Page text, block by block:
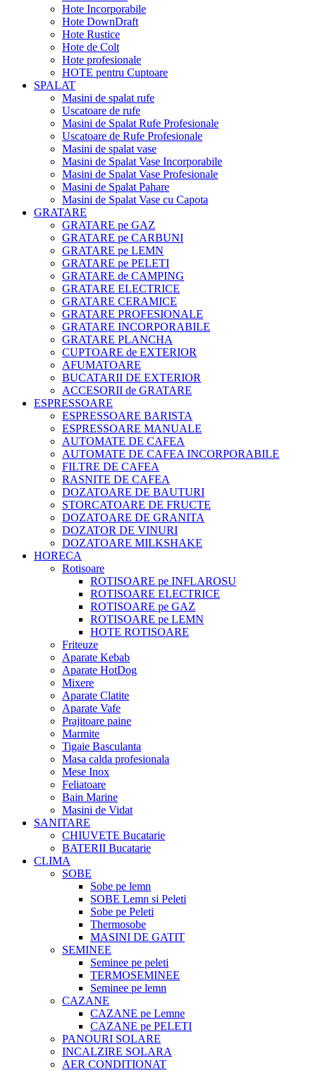
Hote Incorporabile
Hote DownDraft
Hote Rustice
Hote de Colt
Hote profesionale
HOTE pentru Cuptoare
SPALAT
Masini de spalat rufe
Uscatoare de rufe
Masini de Spalat Rufe Profesionale
Uscatoare de Rufe Profesionale
Masini de spalat vase
Masini de Spalat Vase Incorporabile
Masini de Spalat Vase Profesionale
Masini de Spalat Pahare
Masini de Spalat Vase cu Capota
GRATARE
GRATARE pe GAZ
GRATARE pe CARBUNI
GRATARE pe LEMN
GRATARE pe PELETI
GRATARE de CAMPING
GRATARE ELECTRICE
GRATARE CERAMICE
GRATARE PROFESIONALE
GRATARE INCORPORABILE
GRATARE PLANCHA
CUPTOARE de EXTERIOR
AFUMATOARE
BUCATARII DE EXTERIOR
ACCESORII de GRATARE
ESPRESSOARE
ESPRESSOARE BARISTA
ESPRESSOARE MANUALE
AUTOMATE DE CAFEA
AUTOMATE DE CAFEA INCORPORABILE
FILTRE DE CAFEA
RASNITE DE CAFEA
DOZATOARE DE BAUTURI
STORCATOARE DE FRUCTE
DOZATOARE DE GRANITA
DOZATOR DE VINURI
DOZATOARE MILKSHAKE
HORECA
Rotisoare
ROTISOARE pe INFLAROSU
ROTISOARE ELECTRICE
ROTISOARE pe GAZ
ROTISOARE pe LEMN
HOTE ROTISOARE
Friteuze
Aparate Kebab
Aparate HotDog
Mixere
Aparate Clatite
Aparate Vafe
Prajitoare paine
Marmite
Tigaie Basculanta
Masa calda profesionala
Mese Inox
Feliatoare
Bain Marine
Masini de Vidat
SANITARE
CHIUVETE Bucatarie
BATERII Bucatarie
CLIMA
SOBE
Sobe pe lemn
SOBE Lemn si Peleti
Sobe pe Peleti
Thermosobe
MASINI DE GATIT
SEMINEE
Seminee pe peleti
TERMOSEMINEE
Seminee pe lemn
CAZANE
CAZANE pe Lemne
CAZANE pe PELETI
PANOURI SOLARE
INCALZIRE SOLARA
AER CONDITIONAT